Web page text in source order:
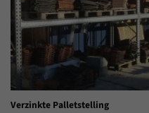
Verzinkte Palletstelling